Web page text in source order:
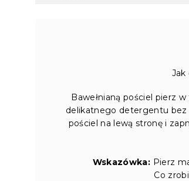
Jak
Bawełnianą pościel pierz
delikatnego detergentu bez
pościel na lewą stronę i
Wskazówka: Pierz
Co